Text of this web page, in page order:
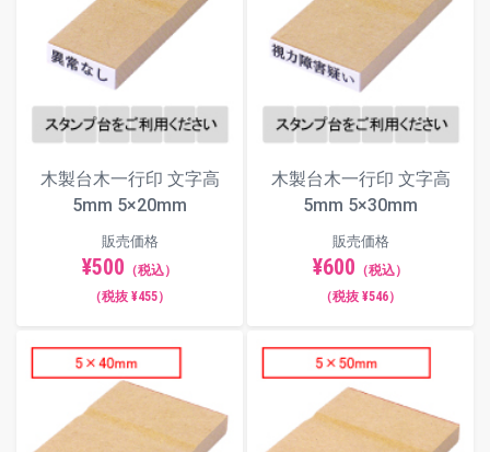
木製台木一行印 文字高
5mm 5×20mm
販売価格
¥500 （税込）
（税抜 ¥455）
木製台木一行印 文字高
5mm 5×30mm
販売価格
¥600 （税込）
（税抜 ¥546）